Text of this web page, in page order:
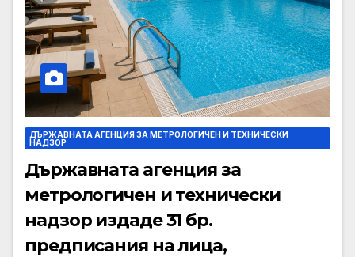
ДЪРЖАВНАТА АГЕНЦИЯ ЗА МЕТРОЛОГИЧЕН И ТЕХНИЧЕСКИ
НАДЗОР
Държавната агенция за
метрологичен и технически
надзор издаде 31 бр.
предписания на лица,